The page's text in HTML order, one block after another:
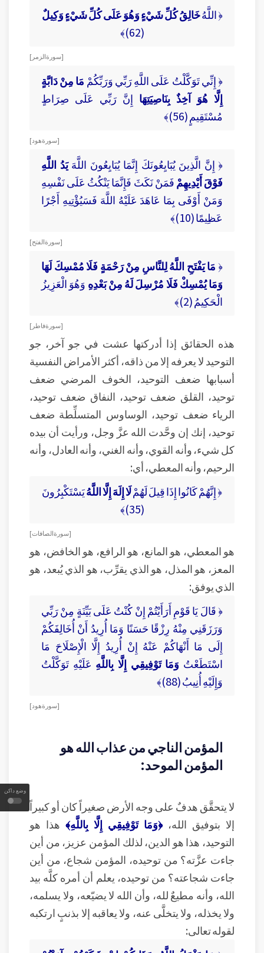
وضع داكن
﴿ اللَّهُخَالِقُ كُلِّ شَيْءٍ وَهُوَ عَلَى كُلِّ شَيْءٍ وَكِيلٌ
(62)﴾
[ سورة الزمر ]
﴿ إِنِّي تَوَكَّلْتُ عَلَى اللَّهِ رَبِّي وَرَبِّكُمْ مَا مِنْ دَابَّةٍ
إِلَّا هُوَ آخِذٌ بِنَاصِيَتِهَا إِنَّ رَبِّي عَلَى صِرَاطٍ
مُسْتَقِيمٍ (56)﴾
[ سورة هود ]
﴿ إِنَّ الَّذِينَ يُبَايِعُونَكَ إِنَّمَا يُبَايِعُونَ اللَّهَيَدُ اللَّهِ
فَوْقَ أَيْدِيهِمْفَمَنْ نَكَثَ فَإِنَّمَا يَنْكُثُ عَلَى نَفْسِهِ
وَمَنْ أَوْفَى بِمَا عَاهَدَ عَلَيْهُ اللَّهَ فَسَيُؤْتِيهِ أَجْرًا
عَظِيمًا (10)﴾
[ سورة الفتح ]
﴿مَا يَفْتَحِ اللَّهُ لِلنَّاسِ مِنْ رَحْمَةٍ فَلَا مُمْسِكَ لَهَا
وَمَا يُمْسِكْ فَلَا مُرْسِلَ لَهُ مِنْ بَعْدِهِ وَهُوَ الْعَزِيزُ
الْحَكِيمُ (2)﴾
[ سورة فاطر ]
هذه الحقائق إذا أدركتها عشت في جو آخر، جو
التوحيد لا يعرفه إلا من ذاقه، أكثر الأمراض النفسية
أسبابها ضعف التوحيد، الخوف المرضي ضعف
توحيد، القلق ضعف توحيد، النفاق ضعف توحيد،
الرياء ضعف توحيد، الوساوس المتسلِّطة ضعف
توحيد، إنك إن وحَّدت الله عزَّ وجل، ورأيت أن بيده
كل شيء، وأنه القوي، وأنه الغني، وأنه العادل، وأنه
الرحيم، وأنه المعطي، أي:
﴿ إِنَّهُمْ كَانُوا إِذَا قِيلَ لَهُمْلَا إِلَهَ إِلَّا اللَّهُيَسْتَكْبِرُونَ
(35)﴾
[ سورة الصافات ]
هو المعطي، هو المانع، هو الرافع، هو الخافض، هو
المعز، هو المذل، هو الذي يقرِّب، هو الذي يُبعد، هو
الذي يوفق:
﴿ قَالَ يَا قَوْمِ أَرَأَيْتُمْ إِنْ كُنْتُ عَلَى بَيِّنَةٍ مِنْ رَبِّي
وَرَزَقَنِي مِنْهُ رِزْقًا حَسَنًا وَمَا أُرِيدُ أَنْ أُخَالِفَكُمْ
إِلَى مَا أَنْهَاكُمْ عَنْهُ إِنْ أُرِيدُ إِلَّا الْإِصْلَاحَ مَا
اسْتَطَعْتُ وَمَا تَوْفِيقِي إِلَّا بِاللَّهِ عَلَيْهِ تَوَكَّلْتُ
وَإِلَيْهِ أُنِيبُ (88)﴾
[ سورة هود ]
المؤمن الناجي من عذاب الله هو
المؤمن الموحد:
لا يتحقَّق هدفٌ على وجه الأرض صغيراً كان أو كبيراً
إلا بتوفيق الله،﴿وَمَا تَوْفِيقِي إِلَّا بِاللَّهِ﴾ هذا هو
التوحيد، هذا هو الدين، لذلك المؤمن عزيز، من أين
جاءت عزَّته؟ من توحيده، المؤمن شجاع، من أين
جاءت شجاعته؟ من توحيده، يعلم أن أمره كلَّه بيد
الله، وأنه مطيعٌ لله، وأن الله لا يضيّعه، ولا يسلمه،
ولا يخذله، ولا يتخلَّى عنه، ولا يعاقبه إلا بذنبٍ ارتكبه
لقوله تعالى: